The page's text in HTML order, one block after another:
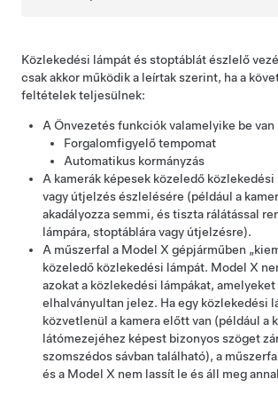
Közlekedési lámpát és stoptáblát észlelő
csak akkor működik a leírtak szerint, ha a
feltételek teljesülnek:
A Önvezetésfunkciók valamelyike be van
Forgalomfigyelő tempomat
Automatikus kormányzás
A kamerák képesek közeledő
vagy útjelzés észlelésére (például a
akadályozza semmi, és tiszta rálátással
lámpára, stoptáblára vagy útjelzésre).
A műszerfal a Model X gépjárműben
közeledő közlekedési lámpát. Model X
azokat a közlekedési lámpákat, amelyeket
elhalványultan jelez. Ha egy közlekedési
közvetlenül a kamera előtt van (például a
látómezejéhez képest bizonyos szöget
szomszédos sávban található), a
és a Model X nem lassít le és áll meg